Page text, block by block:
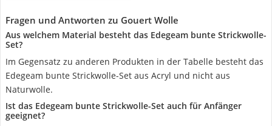
Fragen und Antworten zu Gouert Wolle
Aus welchem Material besteht das Edegeam bunte Strickwolle-
Set?
Im Gegensatz zu anderen Produkten in der Tabelle besteht das
Edegeam bunte Strickwolle-Set aus Acryl und nicht aus
Naturwolle.
Ist das Edegeam bunte Strickwolle-Set auch für Anfänger
geeignet?